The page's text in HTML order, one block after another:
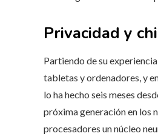
Privacidad y
Partiendo de su
tabletas y ordenadores, y
lo ha hecho seis meses
próxima generación en los
procesadores un núcleo